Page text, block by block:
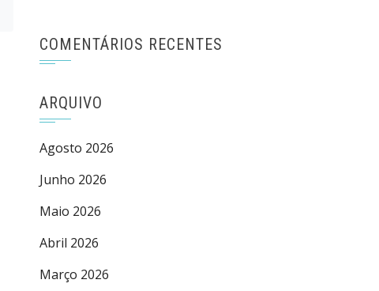
COMENTÁRIOS RECENTES
ARQUIVO
Agosto 2026
Junho 2026
Maio 2026
Abril 2026
Março 2026